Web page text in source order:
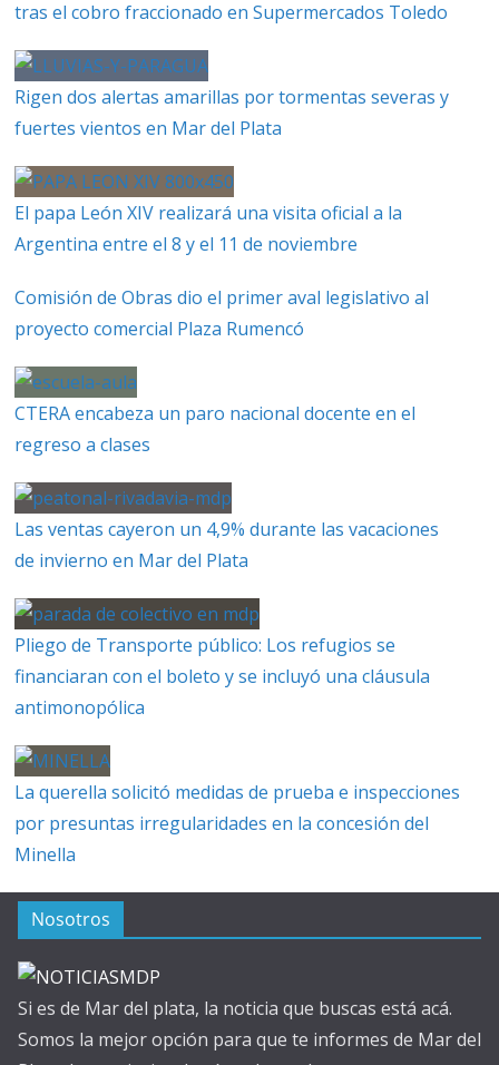
tras el cobro fraccionado en Supermercados Toledo
Rigen dos alertas amarillas por tormentas severas y
fuertes vientos en Mar del Plata
El papa León XIV realizará una visita oficial a la
Argentina entre el 8 y el 11 de noviembre
Comisión de Obras dio el primer aval legislativo al
proyecto comercial Plaza Rumencó
CTERA encabeza un paro nacional docente en el
regreso a clases
Las ventas cayeron un 4,9% durante las vacaciones
de invierno en Mar del Plata
Pliego de Transporte público: Los refugios se
financiaran con el boleto y se incluyó una cláusula
antimonopólica
La querella solicitó medidas de prueba e inspecciones
por presuntas irregularidades en la concesión del
Minella
Nosotros
Si es de Mar del plata, la noticia que buscas está acá.
Somos la mejor opción para que te informes de Mar del